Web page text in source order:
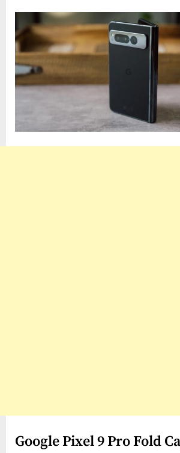
Google Pixel 9 Pro Fold